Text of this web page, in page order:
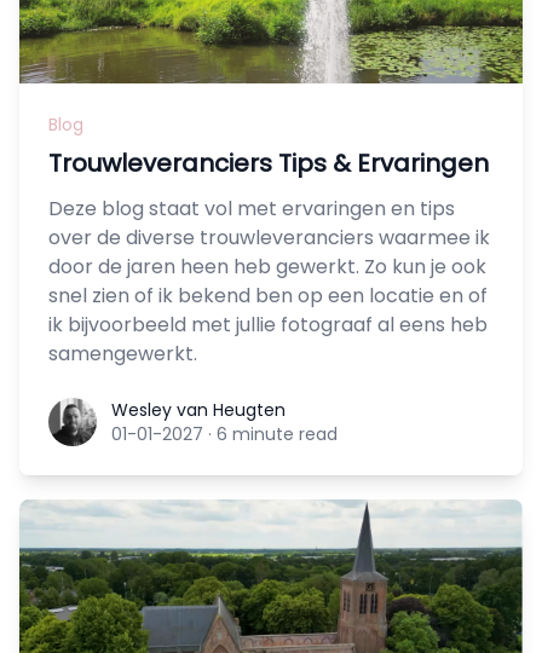
Blog
Trouwleveranciers Tips & Ervaringen
Deze blog staat vol met ervaringen en tips
over de diverse trouwleveranciers waarmee ik
door de jaren heen heb gewerkt. Zo kun je ook
snel zien of ik bekend ben op een locatie en of
ik bijvoorbeeld met jullie fotograaf al eens heb
samengewerkt.
Wesley van Heugten
Wesley van Heugten
01-01-2027 · 6 minute read